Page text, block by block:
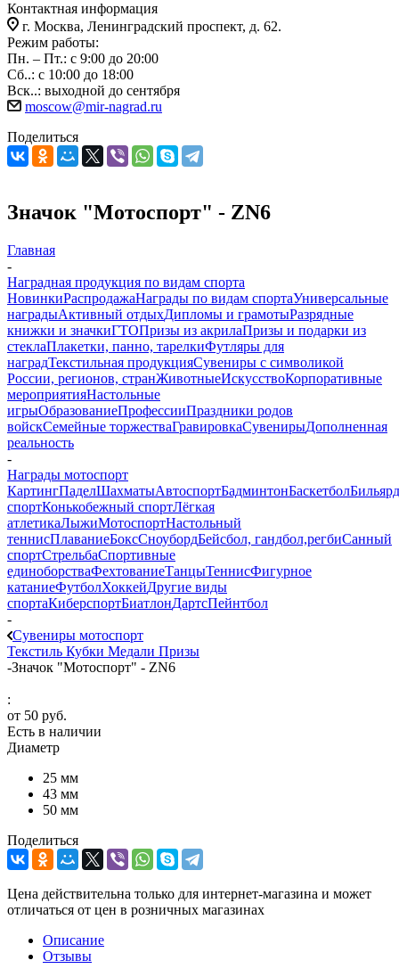
Контактная информация
г. Москва, Ленинградский проспект, д. 62.
Режим работы:
Пн. – Пт.: с 9:00 до 20:00
Сб..: с 10:00 до 18:00
Вск..: выходной до сентября
moscow@mir-nagrad.ru
Поделиться
Значок "Мотоспорт" - ZN6
Главная
-
Наградная продукция по видам спорта
НовинкиРаспродажаНаграды по видам спортаУниверсальные
наградыАктивный отдыхДипломы и грамотыРазрядные
книжки и значкиГТОПризы из акрилаПризы и подарки из
стеклаПлакетки, панно, тарелкиФутляры для
наградТекстильная продукцияСувениры с символикой
России, регионов, странЖивотныеИскусствоКорпоративные
мероприятияНастольные
игрыОбразованиеПрофессииПраздники родов
войскСемейные торжестваГравировкаСувенирыДополненная
реальность
-
Награды мотоспорт
КартингПаделШахматыАвтоспортБадминтонБаскетболБильярд
спортКонькобежный спортЛёгкая
атлетикаЛыжиМотоспортНастольный
теннисПлаваниеБоксСноубордБейсбол, гандбол,регбиСанный
спортСтрельбаСпортивные
единоборстваФехтованиеТанцыТеннисФигурное
катаниеФутболХоккейДругие виды
спортаКиберспортБиатлонДартсПейнтбол
-
Сувениры мотоспорт
Текстиль Кубки Медали Призы
-Значок "Мотоспорт" - ZN6
:
от 50 руб.
Есть в наличии
Диаметр
25 мм
43 мм
50 мм
Поделиться
Цена действительна только для интернет-магазина и может
отличаться от цен в розничных магазинах
Описание
Отзывы